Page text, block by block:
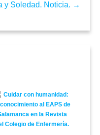
y Soledad. Noticia. →